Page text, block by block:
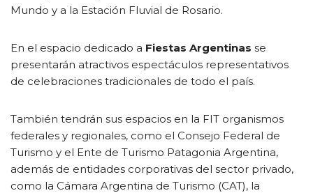
Mundo y a la Estación Fluvial de Rosario.
En el espacio dedicado a Fiestas Argentinas se
presentarán atractivos espectáculos representativos
de celebraciones tradicionales de todo el país.
También tendrán sus espacios en la FIT organismos
federales y regionales, como el Consejo Federal de
Turismo y el Ente de Turismo Patagonia Argentina,
además de entidades corporativas del sector privado,
como la Cámara Argentina de Turismo (CAT), la